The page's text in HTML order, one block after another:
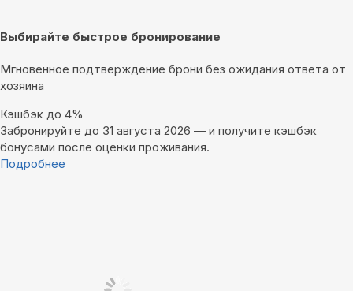
Выбирайте быстрое бронирование
Мгновенное подтверждение брони без ожидания ответа от
хозяина
Кэшбэк до 4%
Забронируйте до 31 августа 2026 — и получите кэшбэк
бонусами после оценки проживания.
Подробнее